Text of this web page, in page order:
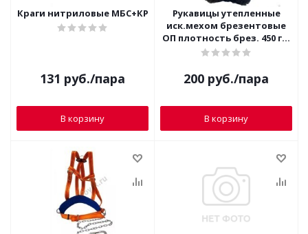
Краги нитриловые МБС+КР
131 руб./пара
В корзину
Рукавицы утепленные
иск.мехом брезентовые
ОП плотность брез. 450 гр.
5/50
200 руб./пара
В корзину